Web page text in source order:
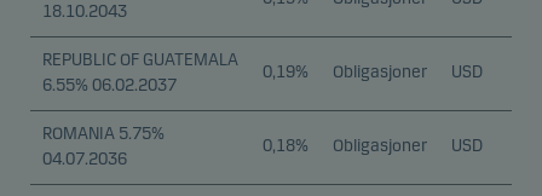
18.10.2043
REPUBLIC OF GUATEMALA
6.55% 06.02.2037
0,19% Obligasjoner USD
ROMANIA 5.75%
04.07.2036
0,18% Obligasjoner USD